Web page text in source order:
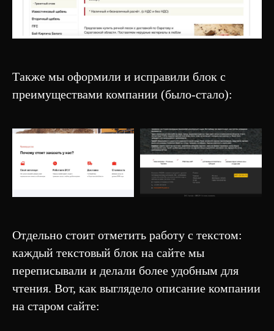
Также мы оформили и исправили блок с
преимуществами компании (было-стало):
Отдельно стоит отметить работу с текстом:
каждый текстовый блок на сайте мы
переписывали и делали более удобным для
чтения. Вот, как выглядело описание компании
на старом сайте:
Создание самописных
сайтов
УСЛУГИ
Контакты